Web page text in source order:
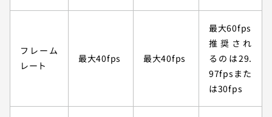
フレーム
レート
最大40fps 最大40fps
最大60fps
推奨され
るのは29.
97fpsまた
は30fps